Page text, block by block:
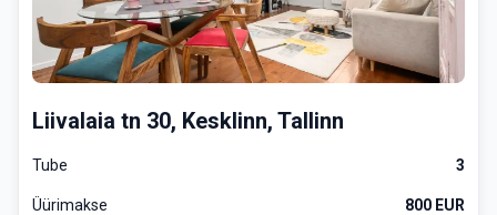
Liivalaia tn 30, Kesklinn, Tallinn
Tube 3
Üürimakse 800 EUR